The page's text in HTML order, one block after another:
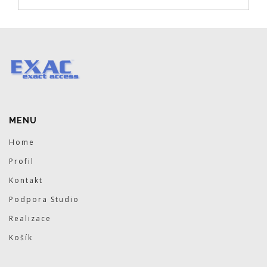
MENU
Home
Profil
Kontakt
Podpora Studio
Realizace
Košík